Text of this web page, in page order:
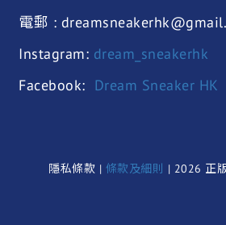
電郵 :
Instagram: dream_sneakerhk
Facebook: Dream Sneaker HK
隱私條款 | 條款及細則 | 2026 正